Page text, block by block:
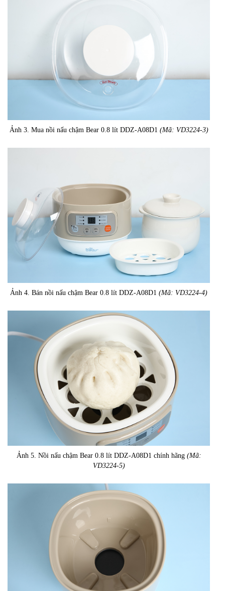
Ảnh 3. Mua nồi nấu chậm Bear 0.8 lít DDZ-A08D1 (Mã: VD3224-3)
Ảnh 4. Bán nồi nấu chậm Bear 0.8 lít DDZ-A08D1 (Mã: VD3224-4)
Ảnh 5. Nồi nấu chậm Bear 0.8 lít DDZ-A08D1 chính hãng (Mã:
VD3224-5)